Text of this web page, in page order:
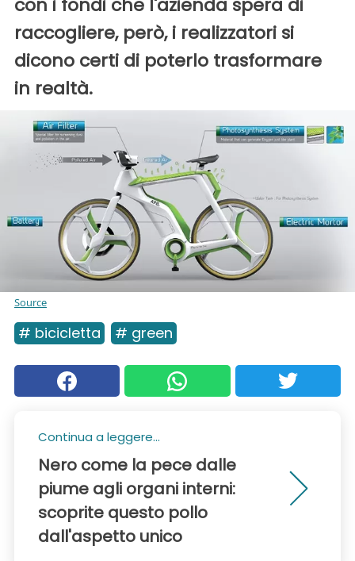
con i fondi che l'azienda spera di
raccogliere, però, i realizzatori si
dicono certi di poterlo trasformare
in realtà.
Source
# bicicletta # green
Continua a leggere...
Nero come la pece dalle
piume agli organi interni:
scoprite questo pollo
dall'aspetto unico